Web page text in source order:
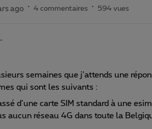
ago 4 commentaires 594 vues
semaines que j’attends une
qui sont les suivants :
d’une carte SIM standard à une
aucun réseau 4G dans toute la